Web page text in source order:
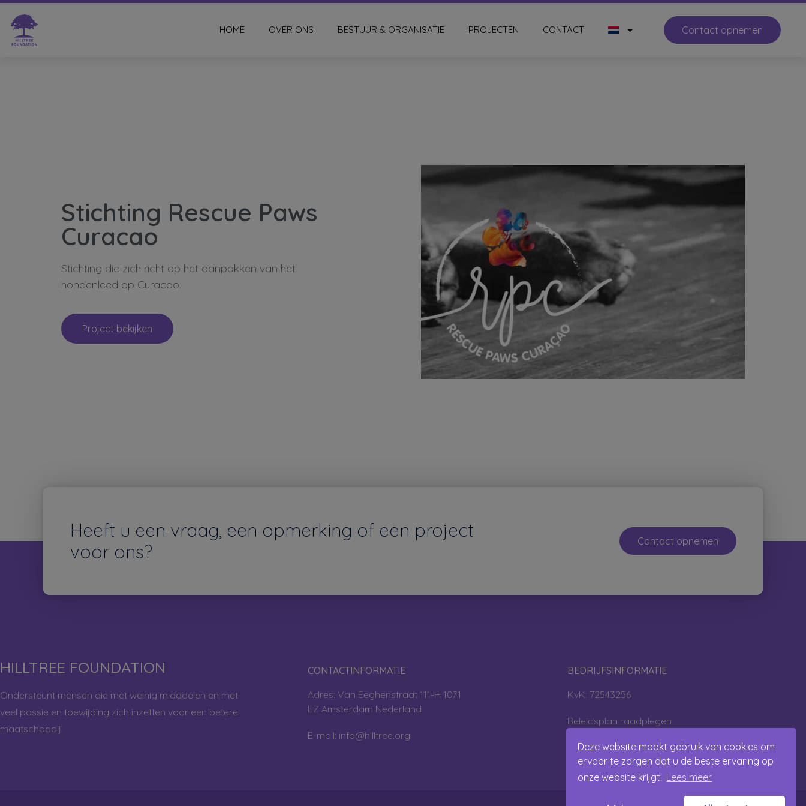
HOME OVER ONS BESTUUR & ORGANISATIE PROJECTEN CONTACT Contact opnemen
Stichting Rescue Paws
Curacao
Stichting die zich richt op het aanpakken van het
hondenleed op Curacao.
Project bekijken
Heeft u een vraag, een opmerking of een project
voor ons?
Contact opnemen
HILLTREE FOUNDATION
Ondersteunt mensen die met weinig midddelen en met
veel passie en toewijding zich inzetten voor een betere
maatschappij
CONTACTINFORMATIE
Adres: Van Eeghenstraat 111-H 1071
EZ Amsterdam Nederland
E-mail: info@hilltree.org
BEDRIJFSINFORMATIE
KvK: 72543256
Beleidsplan raadplegen
Deze website maakt gebruik van cookies om
ervoor te zorgen dat u de beste ervaring op
onze website krijgt. Lees meer